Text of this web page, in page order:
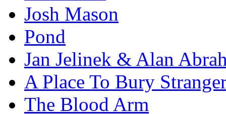
Josh Mason
Pond
Jan Jelinek & Alan
A Place To Bury
The Blood Arm